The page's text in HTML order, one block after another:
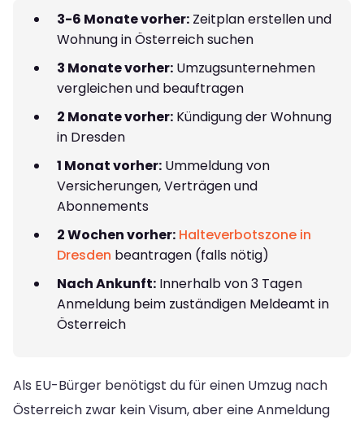
3-6 Monate vorher: Zeitplan erstellen und
Wohnung in Österreich suchen
3 Monate vorher: Umzugsunternehmen
vergleichen und beauftragen
2 Monate vorher: Kündigung der Wohnung
in Dresden
1 Monat vorher: Ummeldung von
Versicherungen, Verträgen und
Abonnements
2 Wochen vorher: Halteverbotszone in
Dresden beantragen (falls nötig)
Nach Ankunft: Innerhalb von 3 Tagen
Anmeldung beim zuständigen Meldeamt in
Österreich
Als EU-Bürger benötigst du für einen Umzug nach
Österreich zwar kein Visum, aber eine Anmeldung